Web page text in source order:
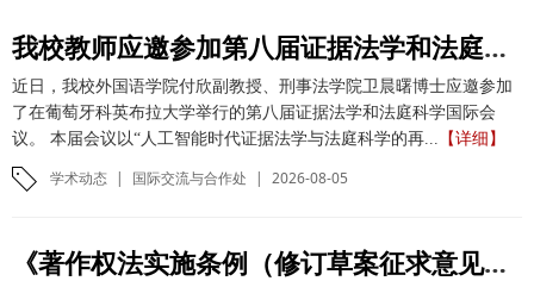
我校教师应邀参加第八届证据法学和法庭科学国际会议并作学术报告
近日，我校外国语学院付欣副教授、刑事法学院卫晨曙博士应邀参加
了在葡萄牙科英布拉大学举行的第八届证据法学和法庭科学国际会
议。 本届会议以“人工智能时代证据法学与法庭科学的再...
【详细】
学术动态 | 国际交流与合作处 | 2026-08-05
《著作权法实施条例（修订草案征求意见稿）》专家研讨会在我校举办